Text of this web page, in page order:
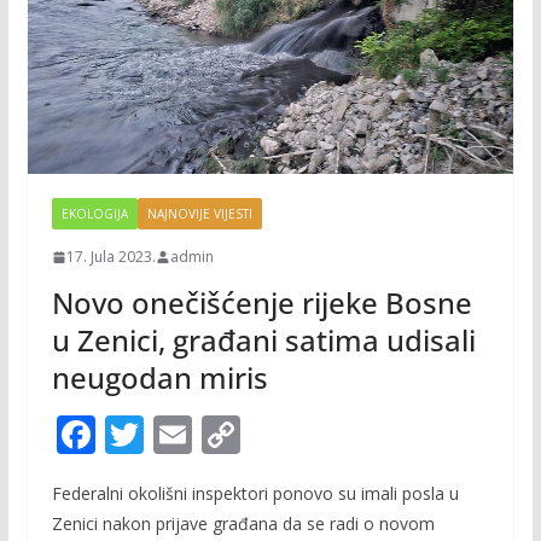
EKOLOGIJA NAJNOVIJE VIJESTI
17. Jula 2023. admin
Novo onečišćenje rijeke Bosne
u Zenici, građani satima udisali
neugodan miris
F
ac
e
T
w
itt
E
ai
C
p
Federalni okolišni inspektori ponovo su imali posla u
Zenici nakon prijave građana da se radi o novom